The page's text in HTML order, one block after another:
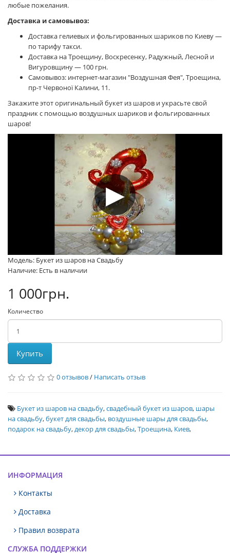
любые пожелания.
Доставка и самовывоз:
Доставка гелиевых и фольгированных шариков по Киеву —
по тарифу такси.
Доставка на Троещину, Воскресенку, Радужный, Лесной и
Вигуровщину — 100 грн.
Самовывоз: интернет-магазин "Воздушная Фея", Троещина,
пр-т Червоної Калини, 11.
Закажите этот оригинальный букет из шаров и украсьте свой
праздник с помощью воздушных шариков и фольгированных
шаров!
Модель: Букет из шаров на Свадьбу
Наличие: Есть в наличии
1 000грн.
Количество
Купить
0 отзывов/ Написать отзыв
Букет из шаров на свадьбу,свадебный букет из шаров, шары
на свадьбу,букет для свадьбы, воздушные шары для свадьбы,
подарок на свадьбу,декор для свадьбы,Троещина, Киев,
ИНФОРМАЦИЯ
Контакты
Доставка
Правил возврата
СЛУЖБА ПОДДЕРЖКИ